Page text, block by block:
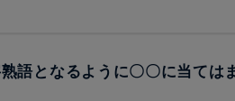
語となるように〇〇に当ては